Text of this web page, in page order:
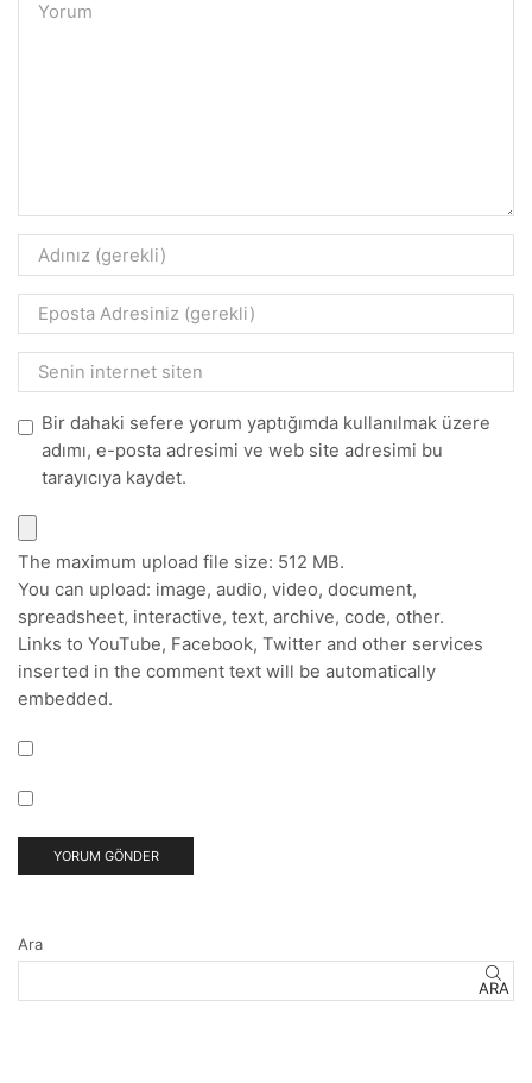
Bir dahaki sefere yorum yaptığımda kullanılmak üzere
adımı, e-posta adresimi ve web site adresimi bu
tarayıcıya kaydet.
The maximum upload file size: 512 MB.
You can upload: image, audio, video, document,
spreadsheet, interactive, text, archive, code, other.
Links to YouTube, Facebook, Twitter and other services
inserted in the comment text will be automatically
embedded.
Ara
ARA